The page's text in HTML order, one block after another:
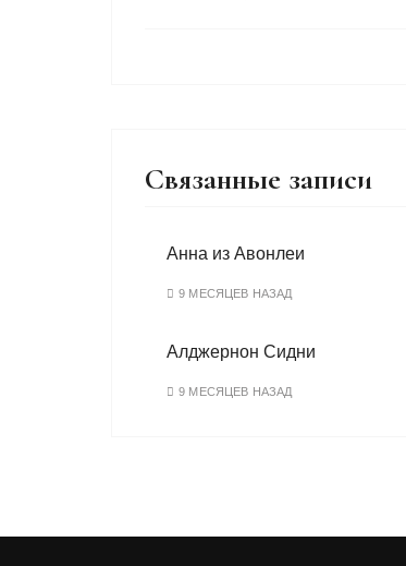
Связанные записи
Анна из Авонлеи
9 МЕСЯЦЕВ НАЗАД
Алджернон Сидни
9 МЕСЯЦЕВ НАЗАД